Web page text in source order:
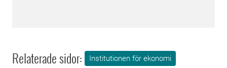
Relaterade sidor: Institutionen för ekonomi